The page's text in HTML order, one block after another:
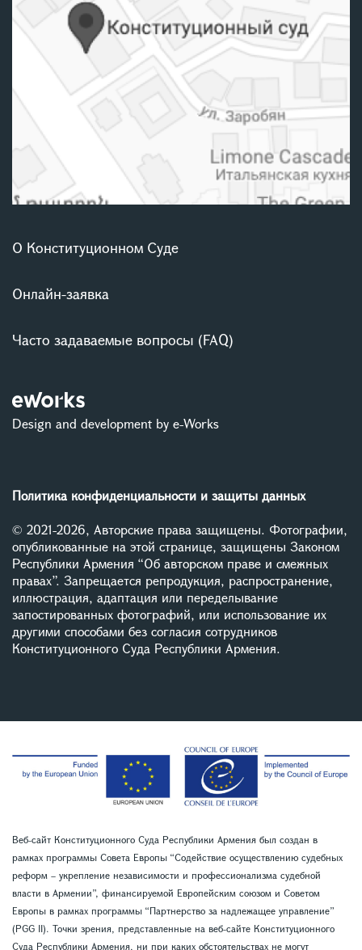
О Конституционном Суде
Онлайн-заявка
Часто задаваемые вопросы (FAQ)
Design and development by e-Works
Политика конфиденциальности и защиты данных
© 2021-2026, Авторские права защищены. Фотографии,
опубликованные на этой странице, защищены Законом
Республики Армения “Об авторском праве и смежных
правах”. Запрещается репродукция, распространение,
иллюстрация, адаптация или переделывание
запостированных фотографий, или использование их
другими способами без согласия сотрудников
Конституционного Суда Республики Армения.
Веб-сайт Конституционного Суда Республики Армения был создан в
рамках программы Совета Европы “Содействие осуществлению судебных
реформ – укрепление независимости и профессионализма судебной
власти в Армении”, финансируемой Европейским союзом и Советом
Европы в рамках программы “Партнерство за надлежащее управление”
(PGG II). Точки зрения, представленные на веб-сайте Конституционного
Суда Республики Армения, ни при каких обстоятельствах не могут